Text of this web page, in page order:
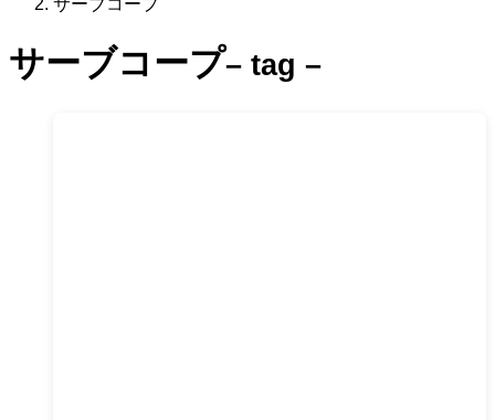
サーブコープ
サーブコープ– tag –